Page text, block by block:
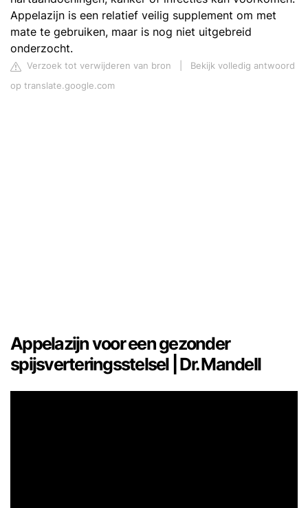
Appelazijn is een relatief veilig supplement om met
mate te gebruiken, maar is nog niet uitgebreid
onderzocht.
Verzoek tot verwijderen van bron
Bekijk volledig antwoord
op translate.google.com
Appelazijn voor een gezonder
spijsverteringsstelsel | Dr. Mandell